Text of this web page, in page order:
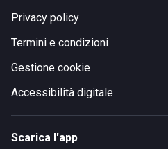
Privacy policy
Termini e condizioni
Gestione cookie
Accessibilità digitale
Scarica l'app